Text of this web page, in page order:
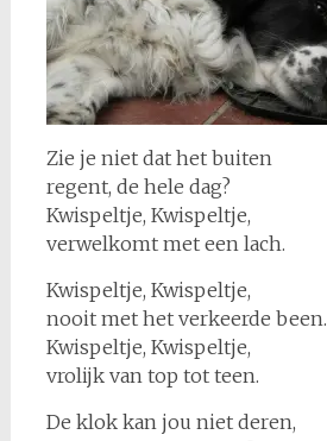
Zie je niet dat het buiten
regent, de hele dag?
Kwispeltje, Kwispeltje,
verwelkomt met een lach.
Kwispeltje, Kwispeltje,
nooit met het verkeerde been.
Kwispeltje, Kwispeltje,
vrolijk van top tot teen.
De klok kan jou niet deren,